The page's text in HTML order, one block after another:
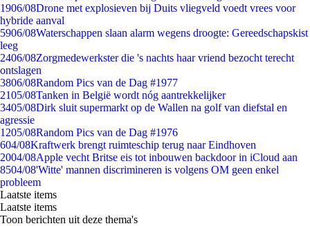
1906/08Drone met explosieven bij Duits vliegveld voedt vrees voor
hybride aanval
5906/08Waterschappen slaan alarm wegens droogte: Gereedschapskist
leeg
2406/08Zorgmedewerkster die 's nachts haar vriend bezocht terecht
ontslagen
3806/08Random Pics van de Dag #1977
2105/08Tanken in België wordt nóg aantrekkelijker
3405/08Dirk sluit supermarkt op de Wallen na golf van diefstal en
agressie
1205/08Random Pics van de Dag #1976
604/08Kraftwerk brengt ruimteschip terug naar Eindhoven
2004/08Apple vecht Britse eis tot inbouwen backdoor in iCloud aan
8504/08'Witte' mannen discrimineren is volgens OM geen enkel
probleem
Laatste items
Laatste items
Toon berichten uit deze thema's